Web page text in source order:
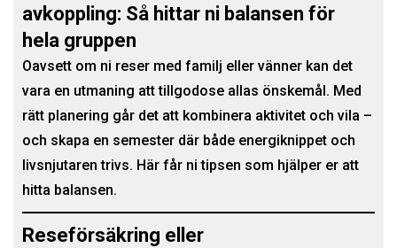
avkoppling: Så hittar ni balansen för
hela gruppen
Oavsett om ni reser med familj eller vänner kan det
vara en utmaning att tillgodose allas önskemål. Med
rätt planering går det att kombinera aktivitet och vila –
och skapa en semester där både energiknippet och
livsnjutaren trivs. Här får ni tipsen som hjälper er att
hitta balansen.
Reseförsäkring eller